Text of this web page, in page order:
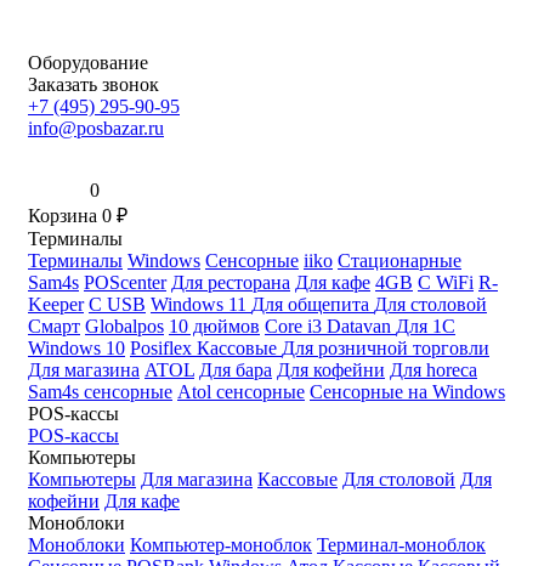
Оборудование
Заказать звонок
+7 (495) 295-90-95
info@posbazar.ru
0
Корзина 0 ₽
Терминалы
Терминалы Windows Сенсорные iiko Стационарные
Sam4s POScenter Для ресторана Для кафе 4GB С WiFi R-
Keeper С USB Windows 11 Для общепита Для столовой
Смарт Globalpos 10 дюймов Core i3 Datavan Для 1С
Windows 10 Posiflex Кассовые Для розничной торговли
Для магазина ATOL Для бара Для кофейни Для horeca
Sam4s сенсорные Atol сенсорные Сенсорные на Windows
POS-кассы
POS-кассы
Компьютеры
Компьютеры Для магазина Кассовые Для столовой Для
кофейни Для кафе
Моноблоки
Моноблоки Компьютер-моноблок Терминал-моноблок